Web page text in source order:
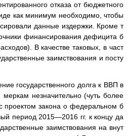
отказа от бюджетного
как минимум необходимо, чтобы
данные издержки. Кроме т
финансирования дефицита б
В качестве таковых, в част
заимствования и посту
государственного долга к ВВП в
незначительно (чуть более
проектом закона о федеральном б
период 2015—2016 гг. к концу да
заимствования на внут